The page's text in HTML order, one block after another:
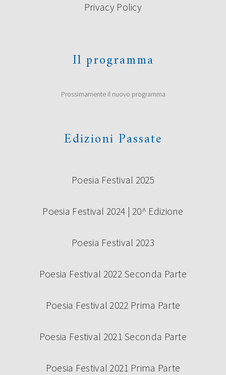
Privacy Policy
Il programma
Prossimamente il nuovo programma
Edizioni Passate
Poesia Festival 2025
Poesia Festival 2024 | 20^ Edizione
Poesia Festival 2023
Poesia Festival 2022 Seconda Parte
Poesia Festival 2022 Prima Parte
Poesia Festival 2021 Seconda Parte
Poesia Festival 2021 Prima Parte